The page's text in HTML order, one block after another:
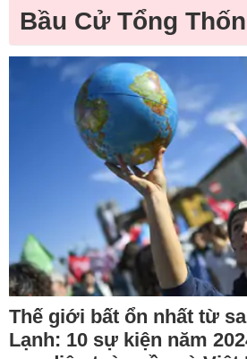
Bầu Cử Tổng
Thế giới bất ổn nhất từ
Lạnh: 10 sự kiện năm